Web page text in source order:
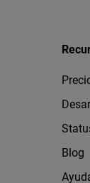
Blog